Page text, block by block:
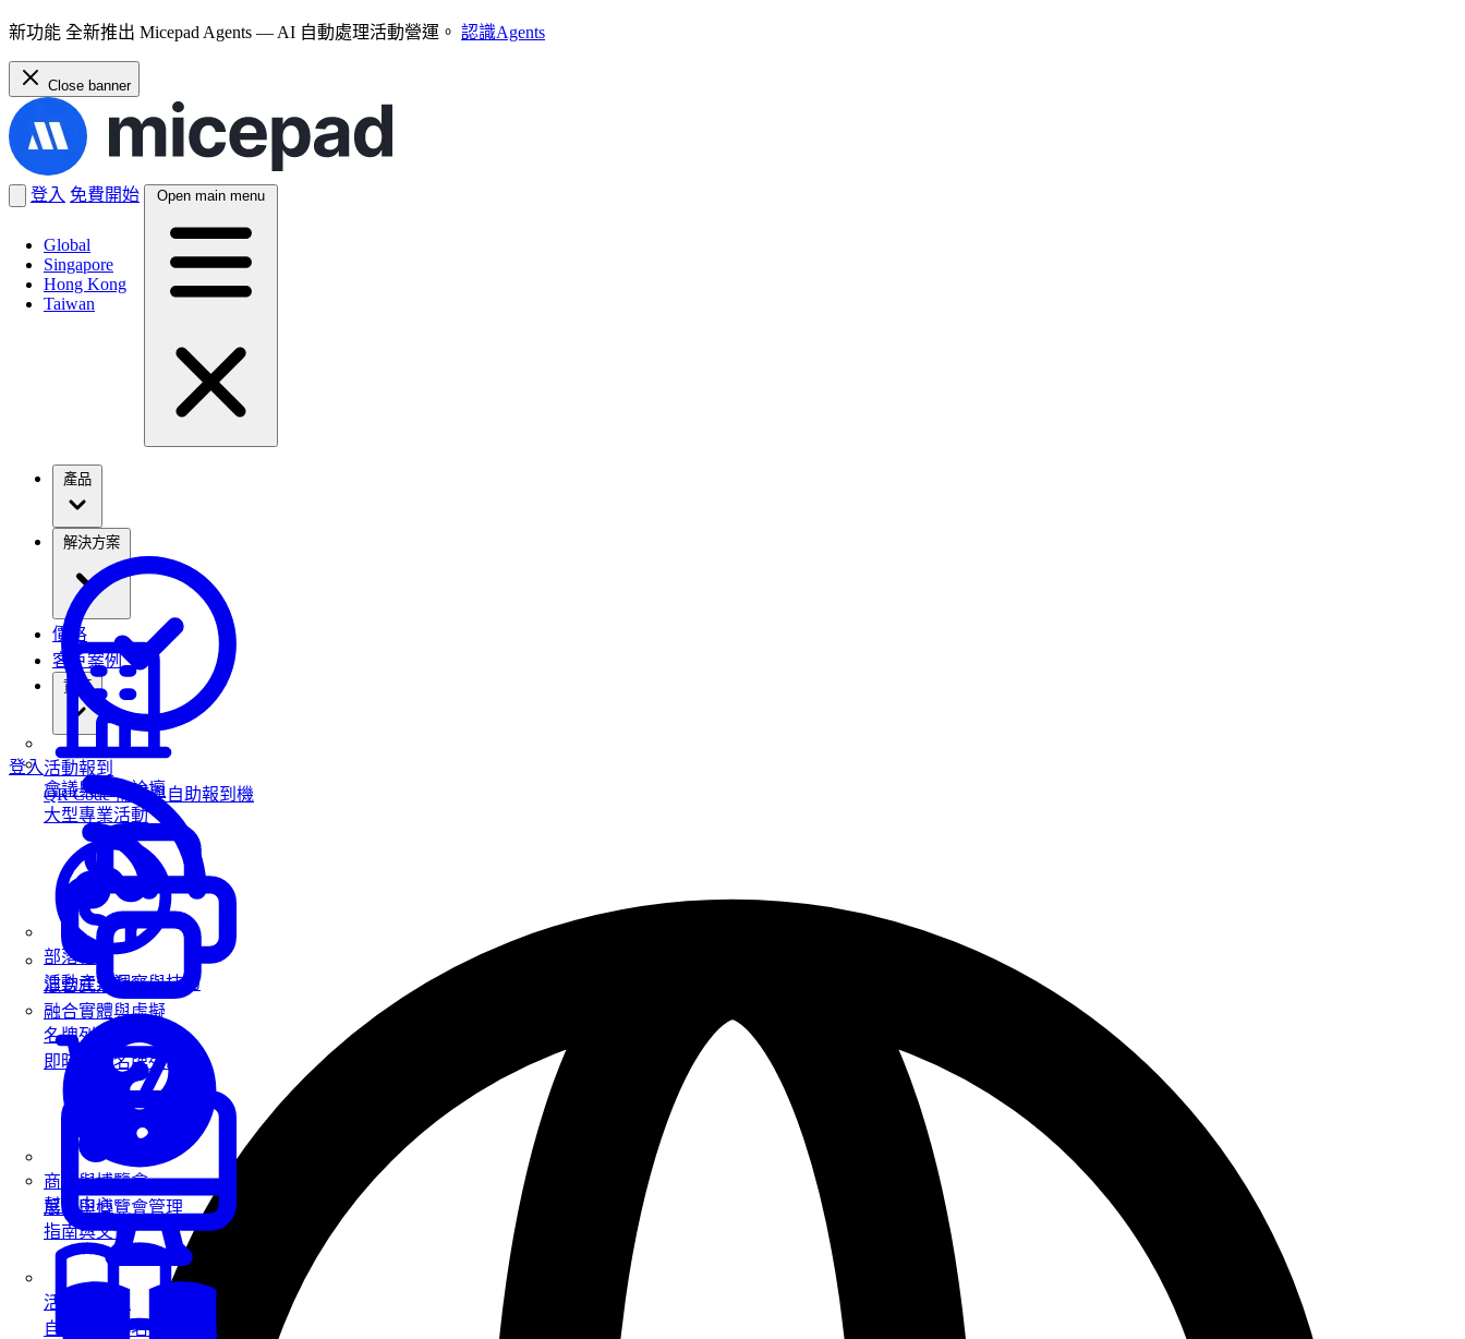
新功能 全新推出 Micepad Agents — AI 自動處理活動營運。 認識Agents
Close banner
Global
Singapore
Hong Kong
Taiwan
登入 免費開始 Open main menu
活動報到
QR Code 掃描與自助報到機
名牌列印
即時客製名牌列印
活動報到機
自助報到與名牌列印機
會議與高峰論壇
大型專業活動
混合式活動
融合實體與虛擬
商展與博覽會
展覽與博覽會管理
價格
客戶案例
資源
部落格
活動產業洞察與技巧
幫助中心
指南與文件
登入